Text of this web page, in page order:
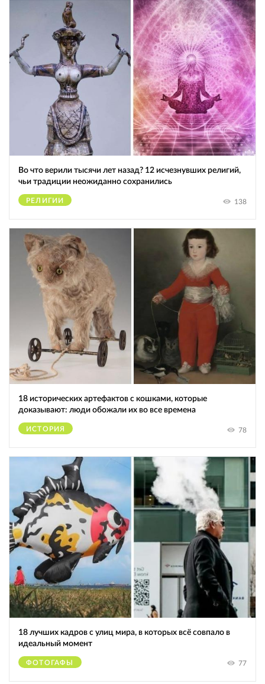
Во что верили тысячи лет назад? 12 исчезнувших религий,
чьи традиции неожиданно сохранились
РЕЛИГИИ 138
18 исторических артефактов с кошками, которые
доказывают: люди обожали их во все времена
ИСТОРИЯ 78
18 лучших кадров с улиц мира, в которых всё совпало в
идеальный момент
ФОТОГАФЫ 77